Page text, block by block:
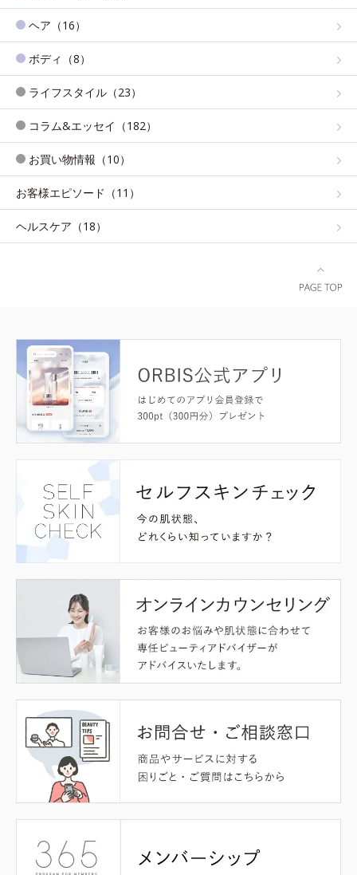
ヘア（16）
ボディ（8）
ライフスタイル（23）
コラム&エッセイ（182）
お買い物情報（10）
お客様エピソード（11）
ヘルスケア（18）